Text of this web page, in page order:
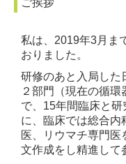
私は、2019年3月ま
おりました。
研修のあと入局した
２部門（現在の循環
で、15年間臨床と
に、臨床では総合内
医、リウマチ専門
文作成をし精進して